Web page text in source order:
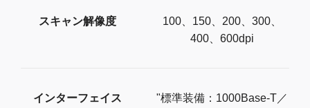
スキャン解像度
100、150、200、300、
400、600dpi
インターフェイス
"標準装備：1000Base-T／